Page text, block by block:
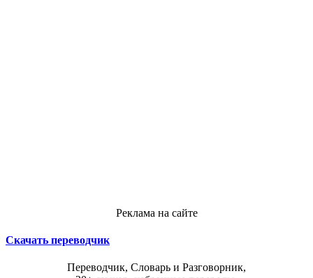
Реклама на сайте
Скачать переводчик
Переводчик, Словарь и Разговорник,